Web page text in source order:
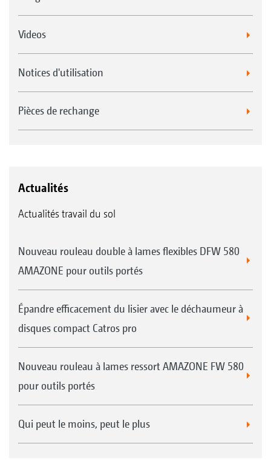
Rouleau tandem TW 520/380 mm
UW
Videos
Notices d'utilisation
Pièces de rechange
Actualités
Actualités travail du sol
Nouveau rouleau double à lames flexibles DFW 580
AMAZONE pour outils portés
Épandre efficacement du lisier avec le déchaumeur à
disques compact Catros pro
Nouveau rouleau à lames ressort AMAZONE FW 580
pour outils portés
Qui peut le moins, peut le plus